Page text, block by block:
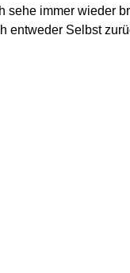
sehe immer wieder
entweder Selbst